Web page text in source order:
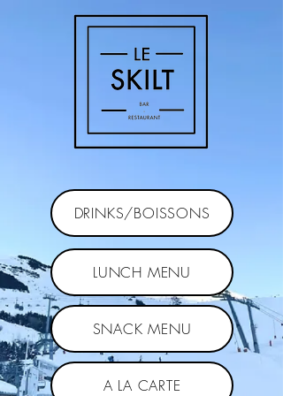
DRINKS/BOISSONS
LUNCH MENU
SNACK MENU
A LA CARTE